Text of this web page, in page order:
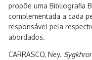
propõe uma Bibliografia
complementada a cada
responsável pela
abordados.
CARRASCO, Ney.